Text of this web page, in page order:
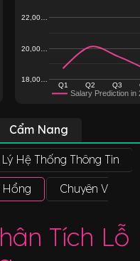
Salary Prediction in
Q1 Q2 Q3
18,00…
20,00…
22,00…
Cẩm Nang
Hệ Thống Thông Tin
Hổng Chuyên Viên
Tích Lỗ